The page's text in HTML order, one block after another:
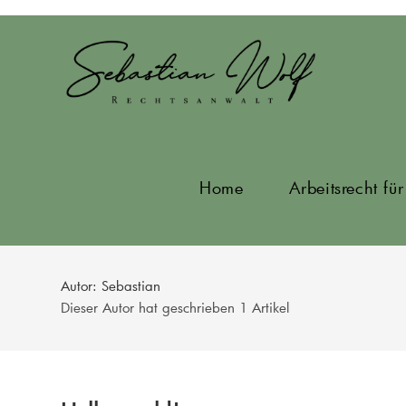
Home Arbeitsrecht
Autor: Sebastian
Dieser Autor hat geschrieben 1 Artikel